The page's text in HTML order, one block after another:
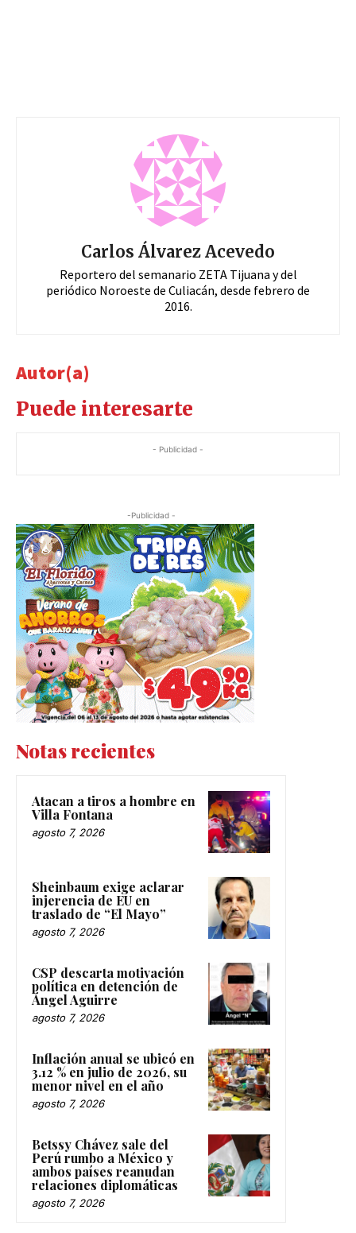
Carlos Álvarez Acevedo
Reportero del semanario ZETA Tijuana y del
periódico Noroeste de Culiacán, desde febrero de
2016.
Autor(a)
Puede interesarte
- Publicidad -
-Publicidad -
Notas recientes
Atacan a tiros a hombre en
Villa Fontana
agosto 7, 2026
Sheinbaum exige aclarar
injerencia de EU en
traslado de “El Mayo”
agosto 7, 2026
CSP descarta motivación
política en detención de
Ángel Aguirre
agosto 7, 2026
Inflación anual se ubicó en
3.12 % en julio de 2026, su
menor nivel en el año
agosto 7, 2026
Betssy Chávez sale del
Perú rumbo a México y
ambos países reanudan
relaciones diplomáticas
agosto 7, 2026